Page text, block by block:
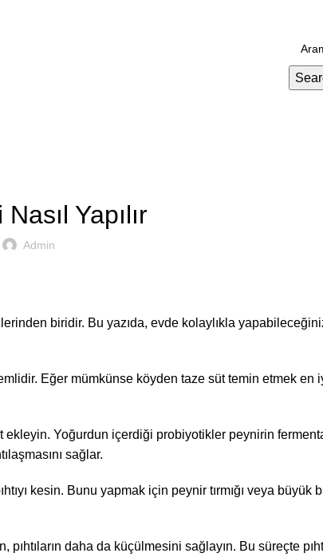
Yapılır
Admin
biridir. Bu yazıda, evde kolaylıkla
Eğer mümkünse köyden taze süt temin etmek en
Yoğurdun içerdiği probiyotikler peynirin
sağlar.
kesin. Bunu yapmak için peynir tırmığı veya büyük
daha da küçülmesini sağlayın. Bu süreçte